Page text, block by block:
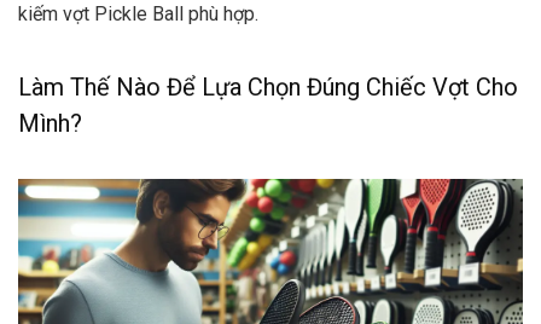
kiếm vợt Pickle Ball phù hợp.
Làm Thế Nào Để Lựa Chọn Đúng Chiếc Vợt Cho
Mình?